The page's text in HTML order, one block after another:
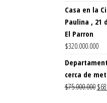
Casa en la
Paulina , 21
El Parron
$320.000.000
cerca de
$75.000.000 El
$